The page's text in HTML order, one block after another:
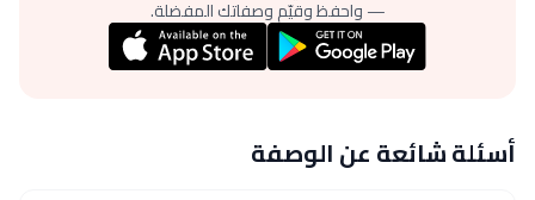
— واحفظ وقيّم وصفاتك المفضلة.
أسئلة شائعة عن الوصفة